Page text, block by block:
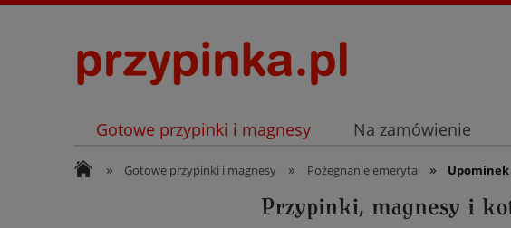
Gotowe przypinki i magnesy Na zamówienie
Archiwum
Listopad
» Gotowe przypinki i magnesy » Pożegnanie emeryta »